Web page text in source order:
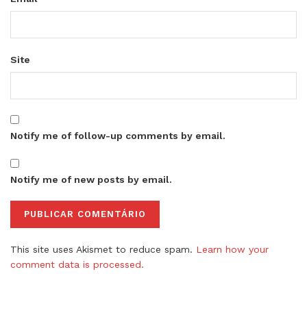
Site
Notify me of follow-up comments by email.
Notify me of new posts by email.
This site uses Akismet to reduce spam. Learn how your
comment data is processed.